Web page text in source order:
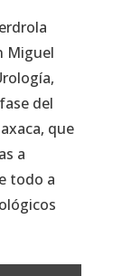
Miguel
del
que
a
todo a